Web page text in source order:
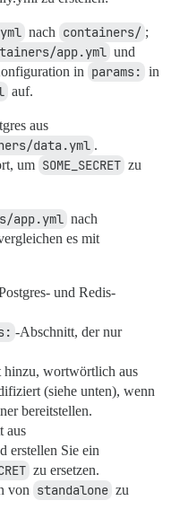
nach containers/ ;
app.yml und
in params: in
auf.
aus
data.yml .
um SOME_SECRET zu
app.yml nach
es mit
und Redis-
-Abschnitt, der nur
hinzu, wortwörtlich aus
(siehe unten), wenn
bereitstellen.
aus
erstellen Sie ein
zu ersetzen.
von standalone zu